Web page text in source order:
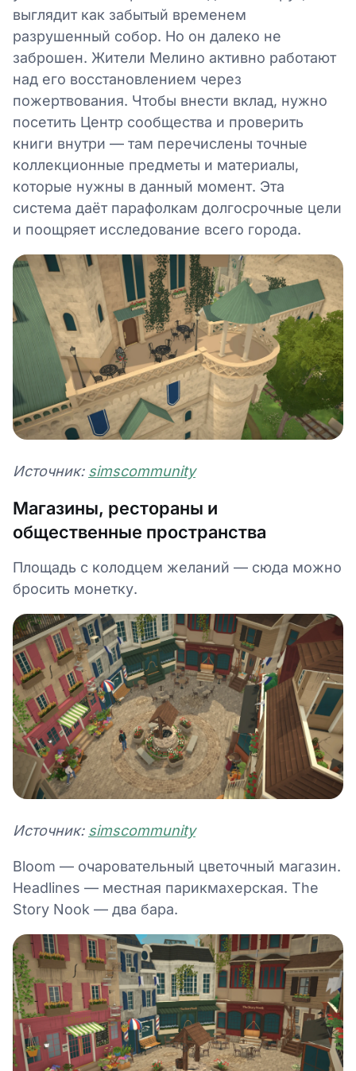
выглядит как забытый временем
разрушенный собор. Но он далеко не
заброшен. Жители Мелино активно работают
над его восстановлением через
пожертвования. Чтобы внести вклад, нужно
посетить Центр сообщества и проверить
книги внутри — там перечислены точные
коллекционные предметы и материалы,
которые нужны в данный момент. Эта
система даёт парафолкам долгосрочные цели
и поощряет исследование всего города.
Источник: simscommunity
Магазины, рестораны и
общественные пространства
Площадь с колодцем желаний — сюда можно
бросить монетку.
Источник: simscommunity
Bloom — очаровательный цветочный магазин.
Headlines — местная парикмахерская. The
Story Nook — два бара.